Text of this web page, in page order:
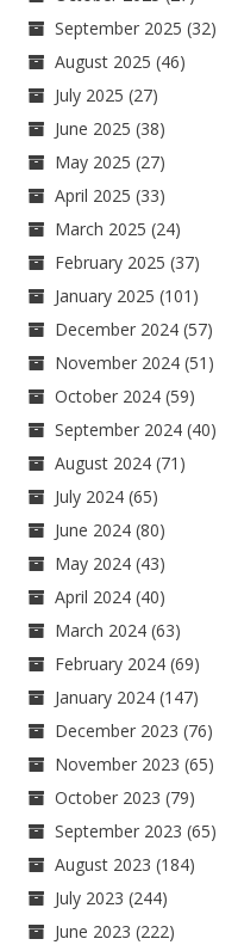
September 2025 (32)
August 2025 (46)
July 2025 (27)
June 2025 (38)
May 2025 (27)
April 2025 (33)
March 2025 (24)
February 2025 (37)
January 2025 (101)
December 2024 (57)
November 2024 (51)
October 2024 (59)
September 2024 (40)
August 2024 (71)
July 2024 (65)
June 2024 (80)
May 2024 (43)
April 2024 (40)
March 2024 (63)
February 2024 (69)
January 2024 (147)
December 2023 (76)
November 2023 (65)
October 2023 (79)
September 2023 (65)
August 2023 (184)
July 2023 (244)
June 2023 (222)